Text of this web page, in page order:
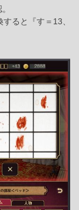
ると『す＝13、